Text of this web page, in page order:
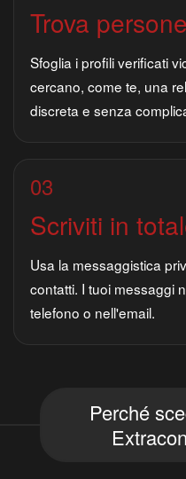
Trova
Sfoglia i profili verificati
cercano, come te, una
discreta e senza
03
Scriviti in
Usa la messaggistica
contatti. I tuoi messaggi
telefono o nell'email.
Perché